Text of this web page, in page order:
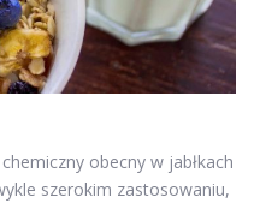
obecny w jabłkach
szerokim zastosowaniu,